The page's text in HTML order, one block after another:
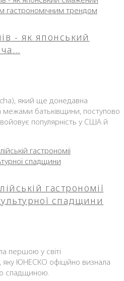
- як японський
який ще донедавна
батьківщини, поступово
популярність у США й
гастрономії
спадщини
першою у світі
яку ЮНЕСКО офіційно визнала
спадщиною.